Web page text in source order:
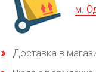
м.
Доставка в